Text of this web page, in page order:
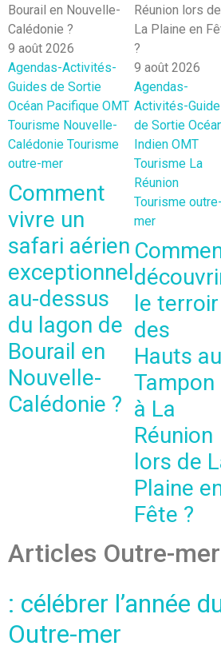
9 août 2026
Agendas-Activités-
Guides de Sortie
Océan Pacifique OMT
Tourisme Nouvelle-
Calédonie Tourisme
outre-mer
Comment
vivre un
safari aérien
exceptionnel
au-dessus
du lagon de
Bourail en
Nouvelle-
Calédonie ?
9 août 2026
Agendas-
Activités-
de Sortie
Indien OMT
Tourisme La
Réunion
Tourisme outre-
mer
le terroir
des
Hauts au
Tampon
à La
Réunion
lors de
Plaine
Fête ?
Articles Outre-
: célébrer l’année
Outre-mer